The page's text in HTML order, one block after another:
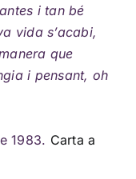
i tan bé
vida s’acabi,
que
i pensant, oh
1983. Carta a